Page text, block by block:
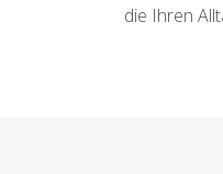
die Ihren